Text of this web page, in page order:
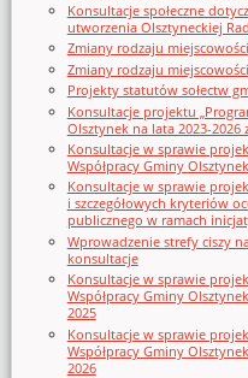
Konsultacje społeczne
utworzenia Olsztyneckiej
Zmiany rodzaju
Zmiany rodzaju
Projekty statutów sołectw
Konsultacje projektu
Olsztynek na lata 2023-
Konsultacje w sprawie
Współpracy Gminy
Konsultacje w sprawie
i szczegółowych kryteriów
publicznego w ramach
Wprowadzenie strefy ciszy
konsultacje
Konsultacje w sprawie
Współpracy Gminy
2025
Konsultacje w sprawie
Współpracy Gminy
2026